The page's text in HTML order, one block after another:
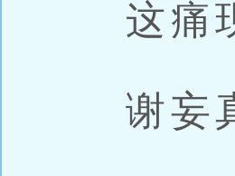
这痛
谢妄